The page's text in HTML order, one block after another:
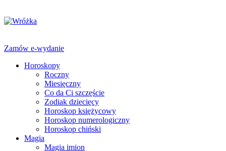
Zamów e-wydanie
Horoskopy
Roczny
Miesięczny
Co da Ci szczęście
Zodiak dziecięcy
Horoskop księżycowy
Horoskop numerologiczny
Horoskop chiński
Magia
Magia imion